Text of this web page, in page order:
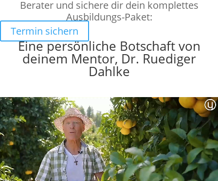
Berater und sichere dir dein komplettes
Ausbildungs-Paket:
Termin sichern
Eine persönliche Botschaft von
deinem Mentor, Dr. Ruediger
Dahlke